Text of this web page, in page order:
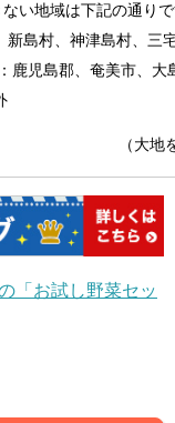
い地域は下記の通り
島村、神津島村、三
児島郡、奄美市、
（大
「お試し野菜セッ